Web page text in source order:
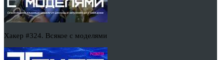
Хакер #324. Всякое с моделями